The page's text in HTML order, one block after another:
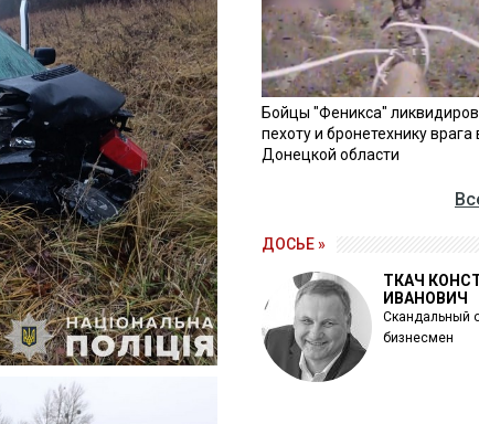
Бойцы "Феникса"
пехоту и бронетехнику врага
Донецкой области
ДОСЬЕ »
ТКАЧ
ИВАНОВИЧ
Скандальный
бизнесмен